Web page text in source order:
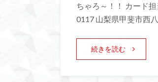
ちゃろ～！！ カード
0117 山梨県甲斐市西
続きを読む